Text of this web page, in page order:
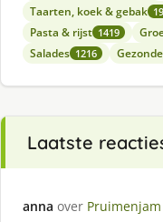
Taarten, koek & gebak
Pasta & rijst 1419
Salades 1216
Laatste
anna over